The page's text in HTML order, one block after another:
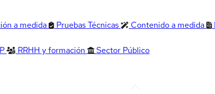
a medida Pruebas Técnicas Contenido a medida
RRHH y formación
Sector Público